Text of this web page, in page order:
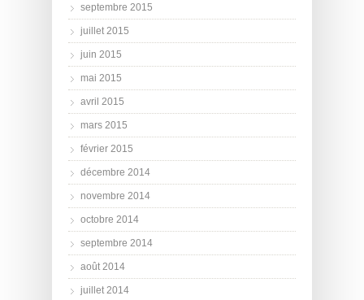
septembre 2015
juillet 2015
juin 2015
mai 2015
avril 2015
mars 2015
février 2015
décembre 2014
novembre 2014
octobre 2014
septembre 2014
août 2014
juillet 2014